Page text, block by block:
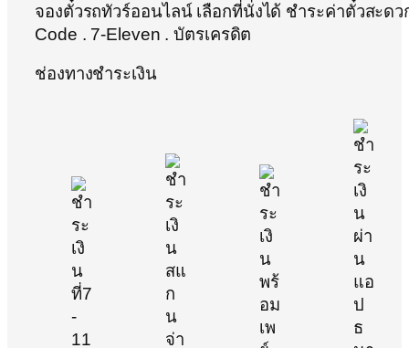
จองตั๋วรถทัวร์ออนไลน์ เลือกที่นั่งได้ ชำระค่าตั๋วสะด
Code . 7-Eleven . บัตรเครดิต
ช่องทางชำระเงิน